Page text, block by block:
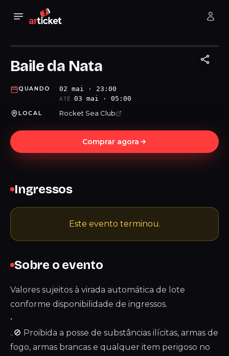
Baile da Nata
QUANDO 02 mai · 23:00
ATÉ 03 mai · 05:00
LOCAL Rocket Sea Club
Comprar agora
Sobre o evento
Valores sujeitos à virada automática de lote
conforme disponibilidade de ingressos.
•
..🚫 Proibida a posse de substâncias ilícitas, armas de
fogo, armas brancas e qualquer item perigoso no
Ingressos
Este evento terminou.